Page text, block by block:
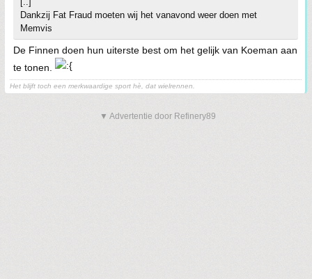
Dankzij Fat Fraud moeten wij het vanavond weer doen met
Memvis
De Finnen doen hun uiterste best om het gelijk van Koeman aan
te tonen.
Het blijft toch een merkwaardige sport hè, dat wielrennen.
▼ Advertentie door Refinery89